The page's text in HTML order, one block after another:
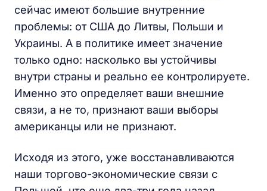
сейчас имеют большие внутренние
проблемы: от США до Литвы, Польши и
Украины. А в политике имеет значение
только одно: насколько вы устойчивы
внутри страны и реально ее контролируете.
Именно это определяет ваши внешние
связи, а не то, признают ваши выборы
американцы или не признают.
Исходя из этого, уже восстанавливаются
наши торгово-экономические связи с